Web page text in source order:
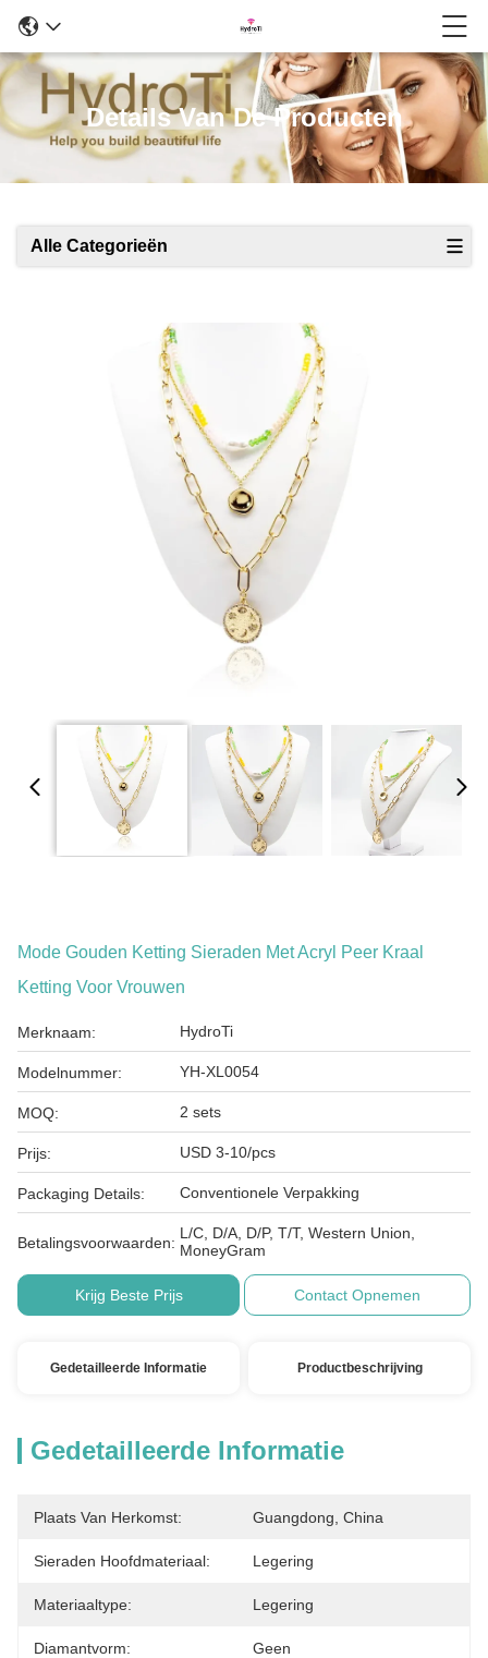
Details Van De Producten
Alle Categorieën
Mode Gouden Ketting Sieraden Met Acryl Peer Kraal
Ketting Voor Vrouwen
Merknaam: HydroTi
Modelnummer: YH-XL0054
MOQ: 2 sets
Prijs: USD 3-10/pcs
Packaging Details: Conventionele Verpakking
Betalingsvoorwaarden:
L/C, D/A, D/P, T/T, Western Union,
MoneyGram
Krijg Beste Prijs Contact Opnemen
Gedetailleerde Informatie Productbeschrijving
Gedetailleerde Informatie
Plaats Van Herkomst: Guangdong, China
Sieraden Hoofdmateriaal: Legering
Materiaaltype: Legering
Diamantvorm: Geen